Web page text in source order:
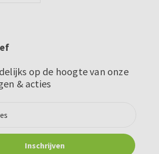
op de hoogte van onze
& acties